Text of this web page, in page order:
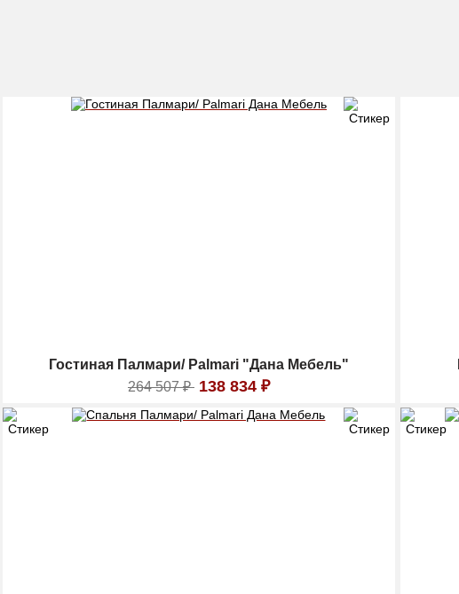
Гостиная Палмари/ Palmari "Дана Мебель"
264 507₽ 138 834 ₽